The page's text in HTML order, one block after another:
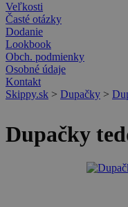
Veľkosti
Časté otázky
Dodanie
Lookbook
Obch. podmienky
Osobné údaje
Kontakt
Skippy.sk > Dupačky >
Dupačky